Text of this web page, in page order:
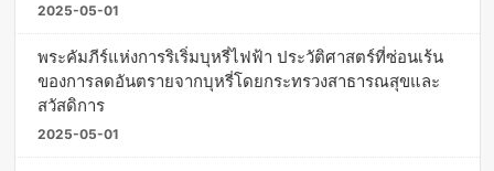
2025-05-01
พระคัมภีร์แห่งการริเริ่มบุหรี่ไฟฟ้า ประวัติศาสตร์ที่ซ่อนเร้น
ของการลดอันตรายจากบุหรี่โดยกระทรวงสาธารณสุขและ
สวัสดิการ
2025-05-01